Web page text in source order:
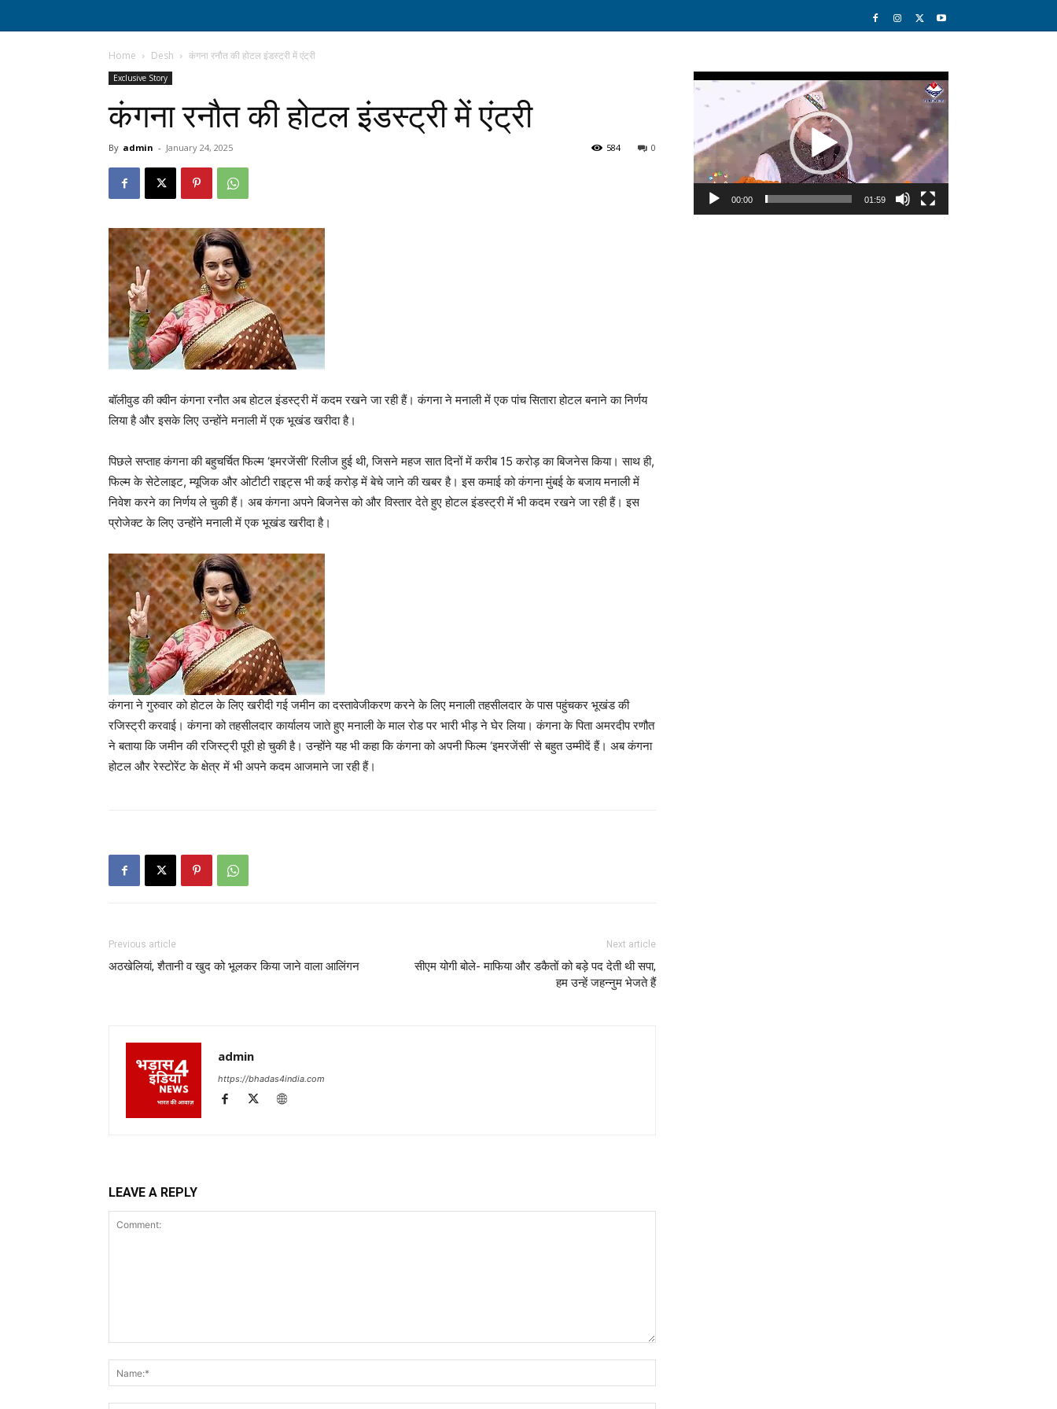
Home Desh कंगना रनौत की होटल इंडस्ट्री में एंट्री
Exclusive Story
कंगना रनौत की होटल इंडस्ट्री में एंट्री
By admin - January 24, 2025 0
584
बॉलीवुड की क्वीन कंगना रनौत अब होटल इंडस्ट्री में कदम रखने जा रही हैं। कंगना ने मनाली में एक पांच सितारा होटल बनाने का निर्णय
लिया है और इसके लिए उन्होंने मनाली में एक भूखंड खरीदा है।
पिछले सप्ताह कंगना की बहुचर्चित फिल्म ‘इमरजेंसी’ रिलीज हुई थी, जिसने महज सात दिनों में करीब 15 करोड़ का बिजनेस किया। साथ ही,
फिल्म के सेटेलाइट, म्यूजिक और ओटीटी राइट्स भी कई करोड़ में बेचे जाने की खबर है। इस कमाई को कंगना मुंबई के बजाय मनाली में
निवेश करने का निर्णय ले चुकी हैं। अब कंगना अपने बिजनेस को और विस्तार देते हुए होटल इंडस्ट्री में भी कदम रखने जा रही हैं। इस
प्रोजेक्ट के लिए उन्होंने मनाली में एक भूखंड खरीदा है।
कंगना ने गुरुवार को होटल के लिए खरीदी गई जमीन का दस्तावेजीकरण करने के लिए मनाली तहसीलदार के पास पहुंचकर भूखंड की
रजिस्ट्री करवाई। कंगना को तहसीलदार कार्यालय जाते हुए मनाली के माल रोड पर भारी भीड़ ने घेर लिया। कंगना के पिता अमरदीप रणौत
ने बताया कि जमीन की रजिस्ट्री पूरी हो चुकी है। उन्होंने यह भी कहा कि कंगना को अपनी फिल्म ‘इमरजेंसी’ से बहुत उम्मीदें हैं। अब कंगना
होटल और रेस्टोरेंट के क्षेत्र में भी अपने कदम आजमाने जा रही हैं।
Previous article
अठखेलियां, शैतानी व खुद को भूलकर किया जाने वाला आलिंगन
Next article
सीएम योगी बोले- माफिया और डकैतों को बड़े पद देती थी सपा,
हम उन्हें जहन्नुम भेजते हैं
admin
https://bhadas4india.com
LEAVE A REPLY
Video
Player
00:00 01:59